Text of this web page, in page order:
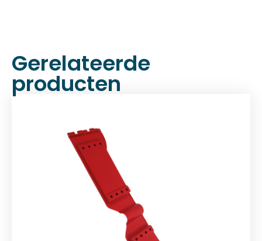
Gerelateerde
producten